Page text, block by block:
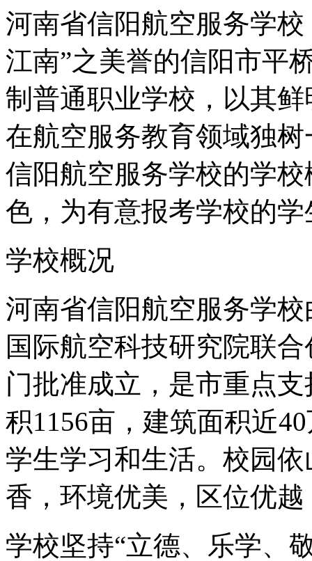
河南省信阳航空服务学
江南”之美誉的信阳市平
制普通职业学校，以其
在航空服务教育领域独
信阳航空服务学校的学
色，为有意报考学校的
学校概况
河南省信阳航空服务学
国际航空科技研究院联
门批准成立，是市重点
积1156亩，建筑面积近
学生学习和生活。校园
香，环境优美，区位优
学校坚持“立德、乐学、